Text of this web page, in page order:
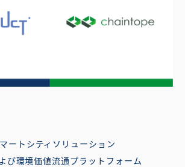
ートシティソリューション
び環境価値流通プラットフォーム